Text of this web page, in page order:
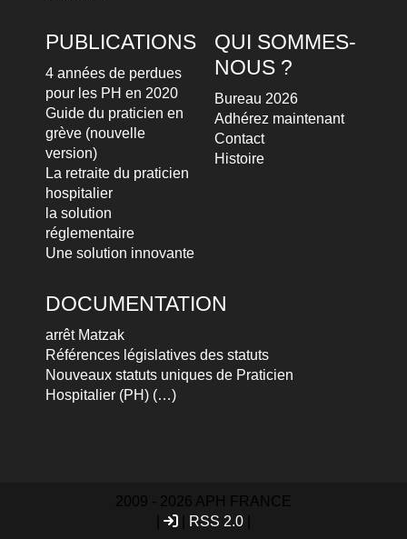
PUBLICATIONS
4 années de perdues
pour les PH en 2020
Guide du praticien en
grève (nouvelle
version)
La retraite du praticien
hospitalier
la solution
réglementaire
Une solution innovante
QUI SOMMES-
NOUS ?
Bureau 2026
Adhérez maintenant
Contact
Histoire
DOCUMENTATION
arrêt Matzak
Références législatives des statuts
Nouveaux statuts uniques de Praticien
Hospitalier (PH) (…)
2009 - 2026 APH FRANCE
RSS 2.0